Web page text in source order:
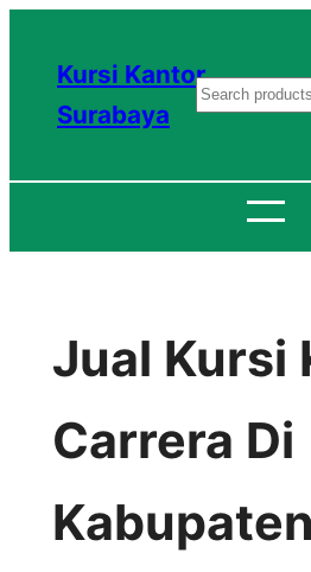
konten
Kursi Kantor
Surabaya
S
a
c
Jual Kursi
Carrera Di